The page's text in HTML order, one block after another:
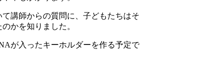
講師からの質問に、子どもたちはそ
かを知りました。
が入ったキーホルダーを作る予定で